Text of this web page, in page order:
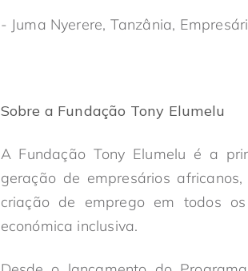
- Juma Nyerere, Tanzânia,
Sobre a Fundação Tony Elumelu
A Fundação Tony Elumelu é a
geração de empresários
criação de emprego em todos
económica inclusiva.